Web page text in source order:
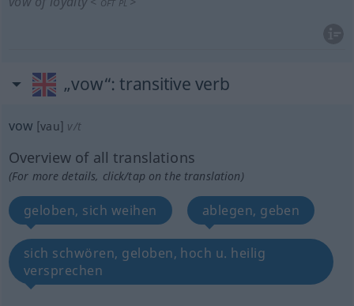
OFT PL
„vow“: transitive verb
vow [vau] v/t
Overview of all translations
(For more details, click/tap on the translation)
geloben, sich weihen ablegen, geben
sich schwören, geloben, hoch u. heilig
versprechen